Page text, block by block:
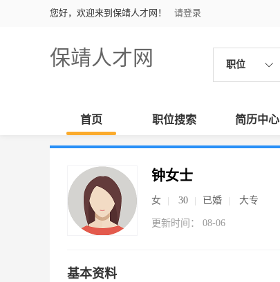
您好，欢迎来到保靖人才网！ 请登录
保靖人才网 职位
首页 职位搜索 简历中心
钟女士
女 30 已婚 大专
更新时间： 08-06
基本资料